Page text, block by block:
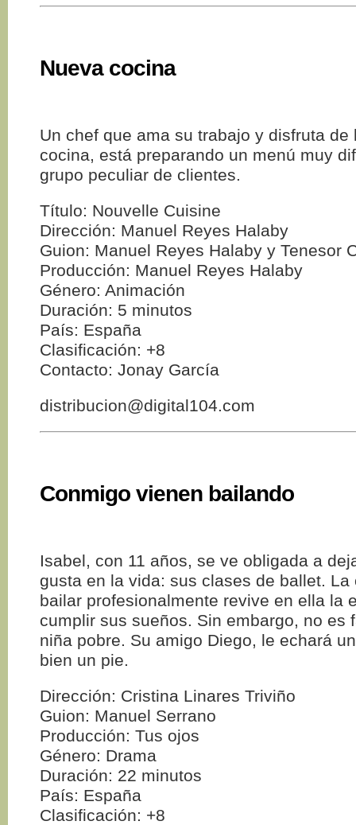
Nueva cocina
Un chef que ama su trabajo y disfruta de
cocina, está preparando un menú muy
grupo peculiar de clientes.
Título: Nouvelle Cuisine
Dirección: Manuel Reyes Halaby
Guion: Manuel Reyes Halaby y Tenesor
Producción: Manuel Reyes Halaby
Género: Animación
Duración: 5 minutos
País: España
Clasificación: +8
Contacto: Jonay García
distribucion@digital104.com
Conmigo vienen bailando
Isabel, con 11 años, se ve obligada a
gusta en la vida: sus clases de ballet. La
bailar profesionalmente revive en ella la
cumplir sus sueños. Sin embargo, no es
niña pobre. Su amigo Diego, le echará
bien un pie.
Dirección: Cristina Linares Triviño
Guion: Manuel Serrano
Producción: Tus ojos
Género: Drama
Duración: 22 minutos
País: España
Clasificación: +8